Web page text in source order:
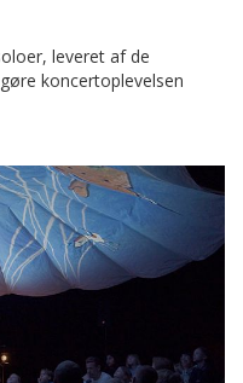
leveret af de
koncertoplevelsen